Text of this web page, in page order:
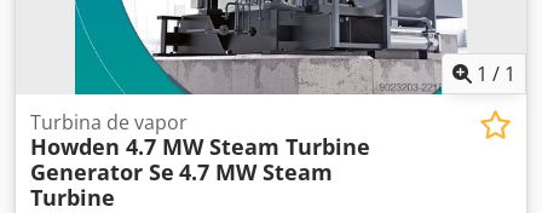
1 / 1
Turbina de vapor
Howden 4.7 MW Steam Turbine
Generator Se 4.7 MW Steam
Turbine